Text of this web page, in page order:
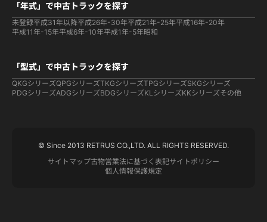
「年式」で中古トラックを探す
未登録平成31年以降平成26年-30年平成21年-25年平成16年-20年
平成11年-15年平成6年-10年平成1年-5年昭和
「型式」で中古トラックを探す
QKGシリーズQPGシリーズTKGシリーズTPGシリーズSKGシリーズ
PDGシリーズADGシリーズBDGシリーズKLシリーズKKシリーズその他
© Since 2013 RETRUS CO.,LTD. ALL RIGHTS RESERVED.
サイトマップ古物営業法に基づく表記サイトポリシー
個人情報保護規定